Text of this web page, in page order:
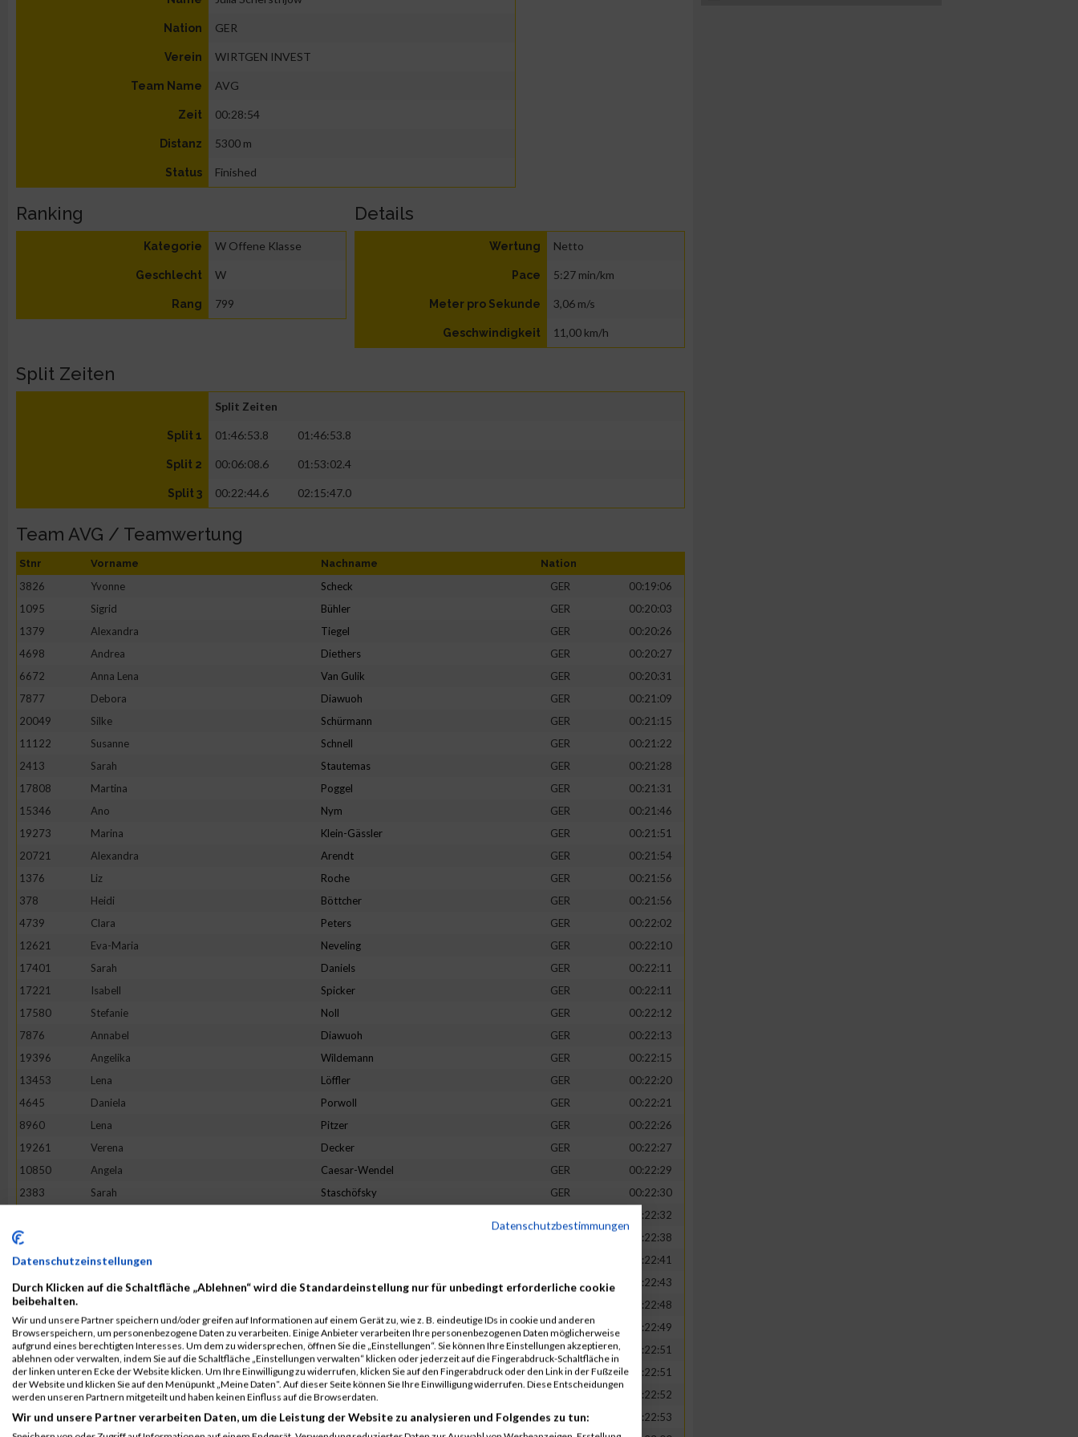
Nation GER
Verein WIRTGEN INVEST
Team Name AVG
Zeit 00:28:54
Distanz 5300 m
Status Finished
Ranking
Kategorie W Offene Klasse
Geschlecht W
Rang 799
Details
Wertung Netto
Pace 5:27 min/km
Meter pro Sekunde 3,06 m/s
Geschwindigkeit 11,00 km/h
Split Zeiten
Split Zeiten
Split 1 01:46:53.8 01:46:53.8
Split 2 00:06:08.6 01:53:02.4
Split 3 00:22:44.6 02:15:47.0
Team AVG / Teamwertung
Stnr Vorname Nachname Nation
3826 Yvonne Scheck GER
00:19:06
1095
Sigrid Bühler GER
00:20:03
1379
Alexandra Tiegel GER
00:20:26
4698
Andrea Diethers GER
00:20:27
6672
Anna Lena Van Gulik GER
00:20:31
7877
Debora Diawuoh GER
00:21:09
20049
Silke Schürmann GER
00:21:15
11122
Susanne Schnell GER
00:21:22
2413
Sarah Stautemas GER
00:21:28
17808
Martina Poggel GER
00:21:31
15346
Ano Nym GER
00:21:46
19273
Marina Klein-Gässler GER
00:21:51
20721
Alexandra Arendt GER
00:21:54
1376
Liz Roche GER
00:21:56
378
Heidi Böttcher GER
00:21:56
4739
Clara Peters GER
00:22:02
12621
Eva-Maria Neveling GER
00:22:10
17401
Sarah Daniels GER
00:22:11
17221
Isabell Spicker GER
00:22:11
17580
Stefanie Noll GER
00:22:12
7876
Annabel Diawuoh GER
00:22:13
19396
Angelika Wildemann GER
00:22:15
13453
Lena Löffler GER
00:22:20
4645
Daniela Porwoll GER
00:22:21
8960
Lena Pitzer GER
00:22:26
19261
Verena Decker GER
00:22:27
10850
Angela Caesar-Wendel GER
00:22:29
2383
Sarah Staschöfsky GER
00:22:30
00:22:32
10079
00:22:38
18862
Tineke
00:22:41
18205
Sandra Hermann GER
00:22:43
3475
00:22:48
16268
Lotte Lehmbruck GER
00:22:49
5049
Sabine Eim GER
00:22:51
7653
Franziska Flügge GER
00:22:51
1380
Jeanne Li Voß
00:22:52
6002
Julia Halberstadt GER
00:22:53
Datenschutzbestimmungen
Datenschutzeinstellungen
Durch Klicken auf die Schaltfläche „Ablehnen“ wird die Standardeinstellung nur für unbedingt erforderliche cookie
beibehalten.
Wir und unsere Partner speichern und/oder greifen auf Informationen auf einem Gerät zu, wie z. B. eindeutige IDs in cookie und anderen
Browserspeichern, um personenbezogene Daten zu verarbeiten. Einige Anbieter verarbeiten Ihre personenbezogenen Daten möglicherweise
aufgrund eines berechtigten Interesses. Um dem zu widersprechen, öffnen Sie die „Einstellungen“. Sie können Ihre Einstellungen akzeptieren,
ablehnen oder verwalten, indem Sie auf die Schaltfläche „Einstellungen verwalten“ klicken oder jederzeit auf die Fingerabdruck-Schaltfläche in
der linken unteren Ecke der Website klicken. Um Ihre Einwilligung zu widerrufen, klicken Sie auf den Fingerabdruck oder den Link in der Fußzeile
der Website und klicken Sie auf den Menüpunkt „Meine Daten“. Auf dieser Seite können Sie Ihre Einwilligung widerrufen. Diese Entscheidungen
werden unseren Partnern mitgeteilt und haben keinen Einfluss auf die Browserdaten.
Wir und unsere Partner verarbeiten Daten, um die Leistung der Website zu analysieren und Folgendes zu tun: